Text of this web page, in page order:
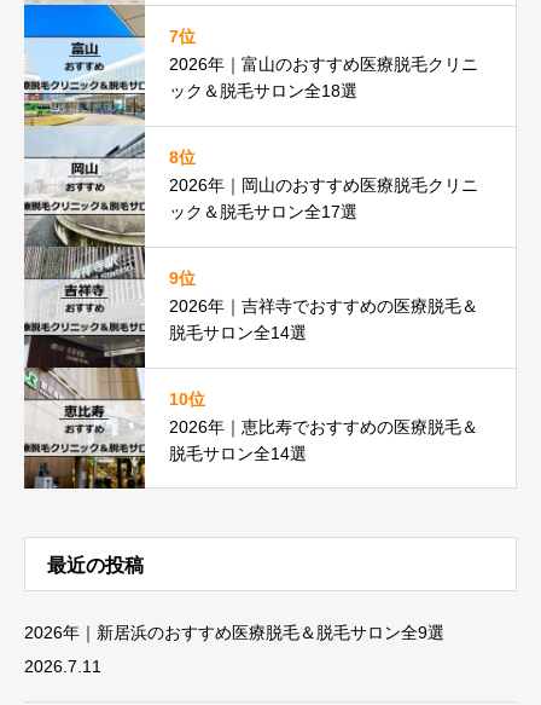
7位
2026年｜富山のおすすめ医療脱毛クリニ
ック＆脱毛サロン全18選
8位
2026年｜岡山のおすすめ医療脱毛クリニ
ック＆脱毛サロン全17選
9位
2026年｜吉祥寺でおすすめの医療脱毛＆
脱毛サロン全14選
10位
2026年｜恵比寿でおすすめの医療脱毛＆
脱毛サロン全14選
最近の投稿
2026年｜新居浜のおすすめ医療脱毛＆脱毛サロン全9選
2026.7.11